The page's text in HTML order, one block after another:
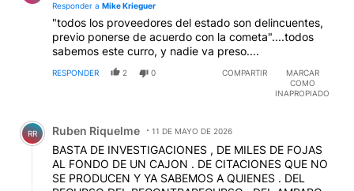
Responder a Mike Krieguer
"todos los proveedores del estado son delincuentes,
previo ponerse de acuerdo con la cometa"....todos
sabemos este curro, y nadie va preso....
RESPONDER 2 0 COMPARTIR
MARCAR
COMO
INAPROPIADO
Comentario de Ruben Riquelme.
RR Ruben Riquelme 11 DE MAYO DE 2026
BASTA DE INVESTIGACIONES , DE MILES DE FOJAS
AL FONDO DE UN CAJON . DE CITACIONES QUE NO
SE PRODUCEN Y YA SABEMOS A QUIENES . DEL